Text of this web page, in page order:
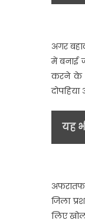
अगर
में बनाई
करने के
यह
जिला
लिए